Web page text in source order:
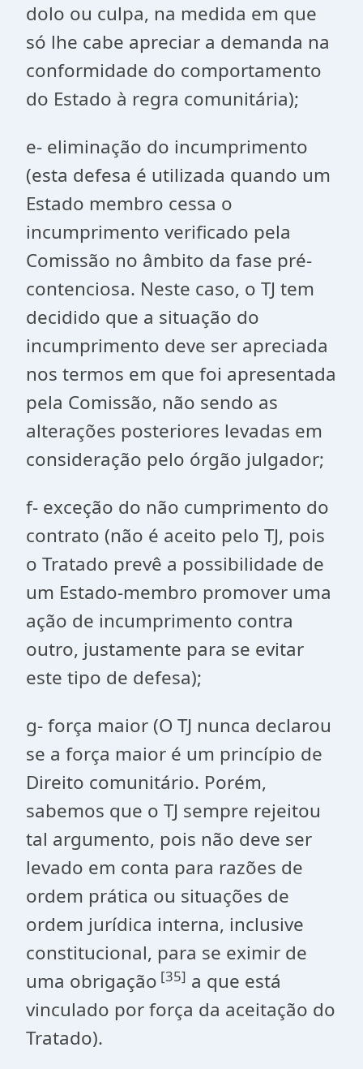
dolo ou culpa, na medida em que
só lhe cabe apreciar a demanda na
conformidade do comportamento
do Estado à regra comunitária);
e- eliminação do incumprimento
(esta defesa é utilizada quando um
Estado membro cessa o
incumprimento verificado pela
Comissão no âmbito da fase pré-
contenciosa. Neste caso, o TJ tem
decidido que a situação do
incumprimento deve ser apreciada
nos termos em que foi apresentada
pela Comissão, não sendo as
alterações posteriores levadas em
consideração pelo órgão julgador;
f- exceção do não cumprimento do
contrato (não é aceito pelo TJ, pois
o Tratado prevê a possibilidade de
um Estado-membro promover uma
ação de incumprimento contra
outro, justamente para se evitar
este tipo de defesa);
g- força maior (O TJ nunca declarou
se a força maior é um princípio de
Direito comunitário. Porém,
sabemos que o TJ sempre rejeitou
tal argumento, pois não deve ser
levado em conta para razões de
ordem prática ou situações de
ordem jurídica interna, inclusive
constitucional, para se eximir de
uma obrigação [35] a que está
vinculado por força da aceitação do
Tratado).